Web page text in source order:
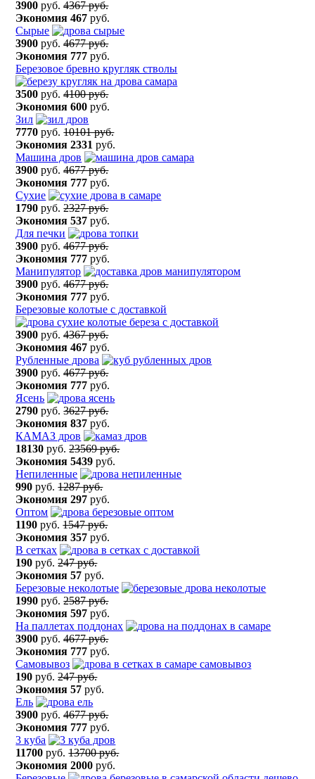
3900 руб.4367 руб.
Экономия 467 руб.
Сырые
3900 руб.4677 руб.
Экономия 777 руб.
Березовое бревно кругляк стволы
3500 руб.4100 руб.
Экономия 600 руб.
Зил
7770 руб.10101 руб.
Экономия 2331 руб.
Машина дров
3900 руб.4677 руб.
Экономия 777 руб.
Сухие
1790 руб.2327 руб.
Экономия 537 руб.
Для печки
3900 руб.4677 руб.
Экономия 777 руб.
Манипулятор
3900 руб.4677 руб.
Экономия 777 руб.
Березовые колотые с доставкой
3900 руб.4367 руб.
Экономия 467 руб.
Рубленные дрова
3900 руб.4677 руб.
Экономия 777 руб.
Ясень
2790 руб.3627 руб.
Экономия 837 руб.
КАМАЗ дров
18130 руб.23569 руб.
Экономия 5439 руб.
Непиленные
990 руб.1287 руб.
Экономия 297 руб.
Оптом
1190 руб.1547 руб.
Экономия 357 руб.
В сетках
190 руб.247 руб.
Экономия 57 руб.
Березовые неколотые
1990 руб.2587 руб.
Экономия 597 руб.
На паллетах поддонах
3900 руб.4677 руб.
Экономия 777 руб.
Самовывоз
190 руб.247 руб.
Экономия 57 руб.
Ель
3900 руб.4677 руб.
Экономия 777 руб.
3 куба
11700 руб.13700 руб.
Экономия 2000 руб.